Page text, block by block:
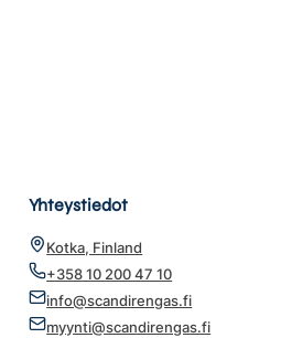
Yhteystiedot
Kotka, Finland
+358 10 200 47 10
info@scandirengas.fi
myynti@scandirengas.fi